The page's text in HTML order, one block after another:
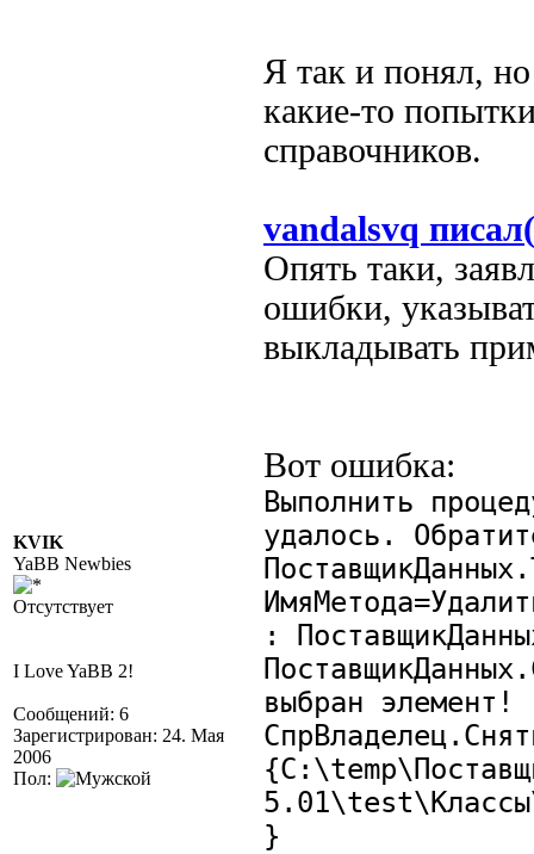
KVIK
YaBB Newbies
Отсутствует
I Love YaBB 2!
Сообщений: 6
Зарегистрирован: 24. Мая
2006
Пол:
Я так и понял,
какие-то
справочников.
vandalsvq
Опять таки,
ошибки,
выкладывать
Вот ошибка:
Выполнить
удалось.
:
выбран элемент!
}